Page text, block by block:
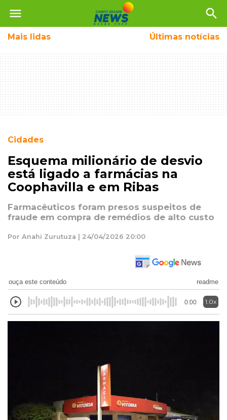
menu search
Mais lidas Últimas notícias
Cidades
Esquema milionário de desvio
está ligado a farmácias na
Coophavilla e em Ribas
Farmacêuticos foram presos suspeitos de
fraude em compra de remédios de alto custo
Por Anahi Zurutuza | 24/04/2026 20:00
ouça este conteúdo readme
0:00 1.0x